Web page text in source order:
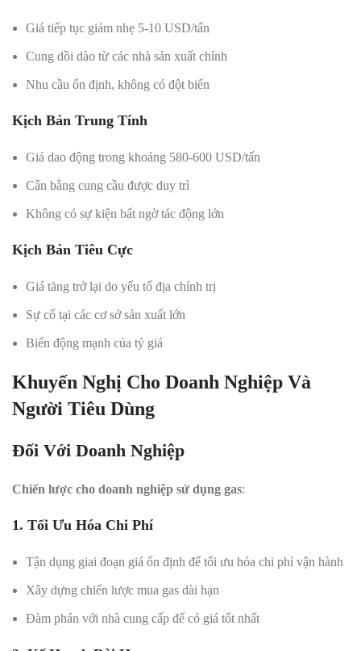
Giá tiếp tục giảm nhẹ 5-10 USD/tấn
Cung dồi dào từ các nhà sản xuất chính
Nhu cầu ổn định, không có đột biến
Kịch Bản Trung Tính
Giá dao động trong khoảng 580-600 USD/tấn
Cân bằng cung cầu được duy trì
Không có sự kiện bất ngờ tác động lớn
Kịch Bản Tiêu Cực
Giá tăng trở lại do yếu tố địa chính trị
Sự cố tại các cơ sở sản xuất lớn
Biến động mạnh của tỷ giá
Khuyến Nghị Cho Doanh Nghiệp Và
Người Tiêu Dùng
Đối Với Doanh Nghiệp
Chiến lược cho doanh nghiệp sử dụng gas:
1. Tối Ưu Hóa Chi Phí
Tận dụng giai đoạn giá ổn định để tối ưu hóa chi phí vận hành
Xây dựng chiến lược mua gas dài hạn
Đàm phán với nhà cung cấp để có giá tốt nhất